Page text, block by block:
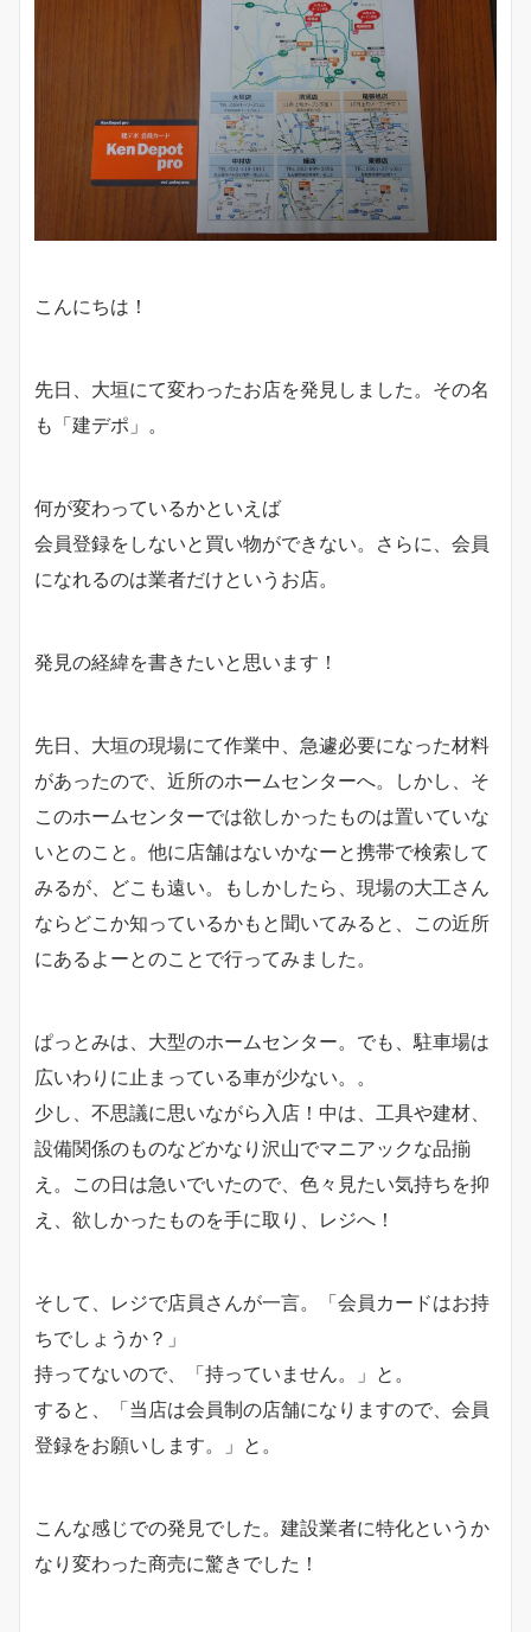
こんにちは！
先日、大垣にて変わったお店を発見しました。その名
も「建デポ」。
何が変わっているかといえば
会員登録をしないと買い物ができない。さらに、会員
になれるのは業者だけというお店。
発見の経緯を書きたいと思います！
先日、大垣の現場にて作業中、急遽必要になった材料
があったので、近所のホームセンターへ。しかし、そ
このホームセンターでは欲しかったものは置いていな
いとのこと。他に店舗はないかなーと携帯で検索して
みるが、どこも遠い。もしかしたら、現場の大工さん
ならどこか知っているかもと聞いてみると、この近所
にあるよーとのことで行ってみました。
ぱっとみは、大型のホームセンター。でも、駐車場は
広いわりに止まっている車が少ない。。
少し、不思議に思いながら入店！中は、工具や建材、
設備関係のものなどかなり沢山でマニアックな品揃
え。この日は急いでいたので、色々見たい気持ちを抑
え、欲しかったものを手に取り、レジへ！
そして、レジで店員さんが一言。「会員カードはお持
ちでしょうか？」
持ってないので、「持っていません。」と。
すると、「当店は会員制の店舗になりますので、会員
登録をお願いします。」と。
こんな感じでの発見でした。建設業者に特化というか
なり変わった商売に驚きでした！